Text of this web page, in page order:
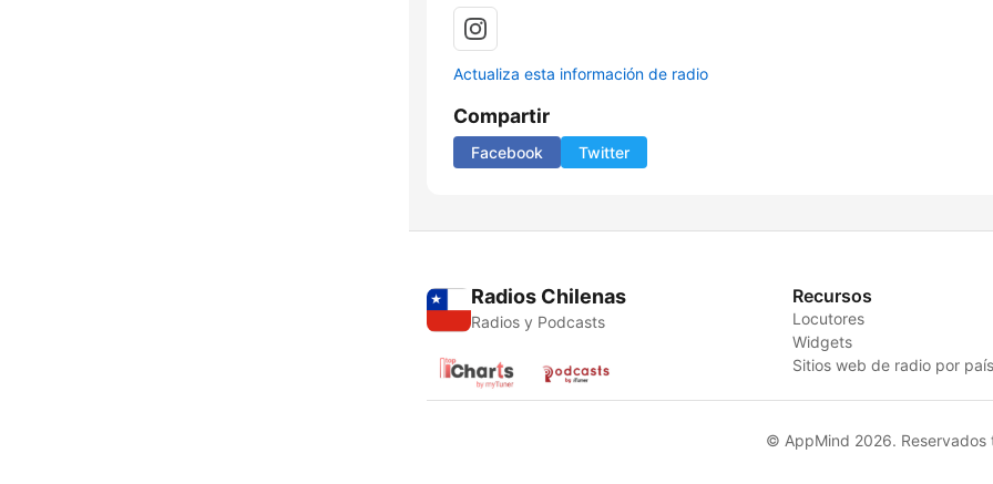
Actualiza esta información de radio
Compartir
Facebook Twitter
Radios Chilenas
Radios y Podcasts
Recursos
Locutores
Widgets
Sitios web de radio por país
© AppMind 2026. Reservados